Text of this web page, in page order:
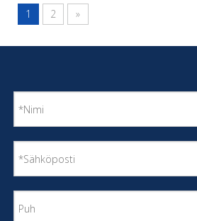
varastointiin
1 2 »
kuljetus ultrasuuri konttialus
kuljetuskonttialus
teräskonttialus